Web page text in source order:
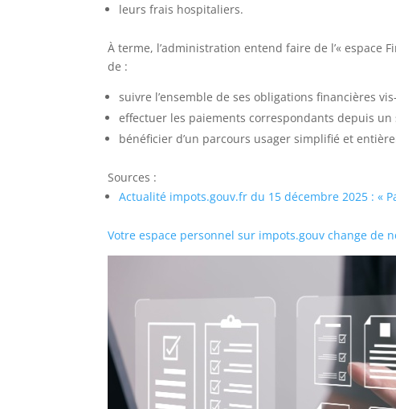
leurs frais hospitaliers.
À terme, l’administration entend faire de l’«
de :
suivre l’ensemble de ses obligations financières
effectuer les paiements correspondants depuis un
bénéficier d’un parcours usager simplifié et
Sources :
Actualité impots.gouv.fr du 15 décembre 2025 : «
Votre espace personnel sur impots.gouv change de